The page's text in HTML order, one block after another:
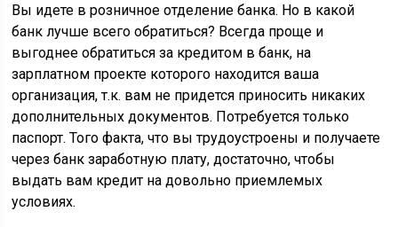
Вы идете в розничное отделение банка. Но в какой
банк лучше всего обратиться? Всегда проще и
выгоднее обратиться за кредитом в банк, на
зарплатном проекте которого находится ваша
организация, т.к. вам не придется приносить никаких
дополнительных документов. Потребуется только
паспорт. Того факта, что вы трудоустроены и получаете
через банк заработную плату, достаточно, чтобы
выдать вам кредит на довольно приемлемых
условиях.